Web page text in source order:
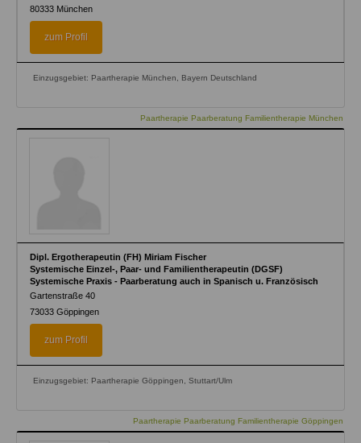
80333 München
zum Profil
Einzugsgebiet: Paartherapie München, Bayern Deutschland
Paartherapie Paarberatung Familientherapie München
Dipl. Ergotherapeutin (FH) Miriam Fischer
Systemische Einzel-, Paar- und Familientherapeutin (DGSF)
Systemische Praxis - Paarberatung auch in Spanisch u. Französisch
Gartenstraße 40
73033 Göppingen
zum Profil
Einzugsgebiet: Paartherapie Göppingen, Stuttart/Ulm
Paartherapie Paarberatung Familientherapie Göppingen